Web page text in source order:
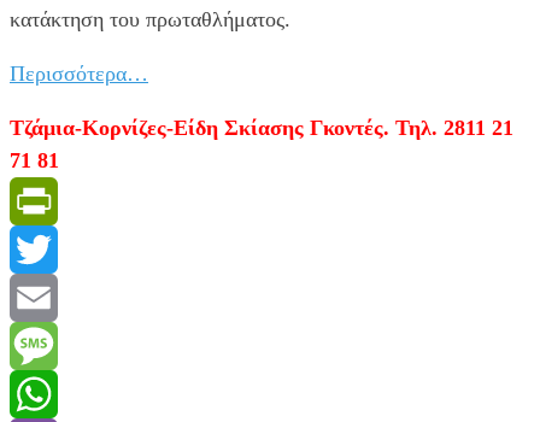
κατάκτηση του πρωταθλήματος.
Περισσότερα…
Τζάμια-Κορνίζες-Είδη Σκίασης Γκοντές. Τηλ. 2811 21
71 81
PrintFriendly
Twitter
Email
Message